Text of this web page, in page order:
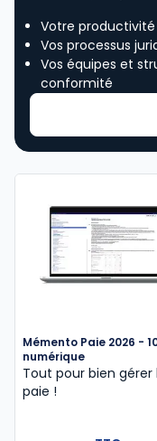
Votre productivité
Vos processus
Vos équipes et
conformité
Mémento Paie 2026 -
numérique
Tout pour bien gérer
paie !